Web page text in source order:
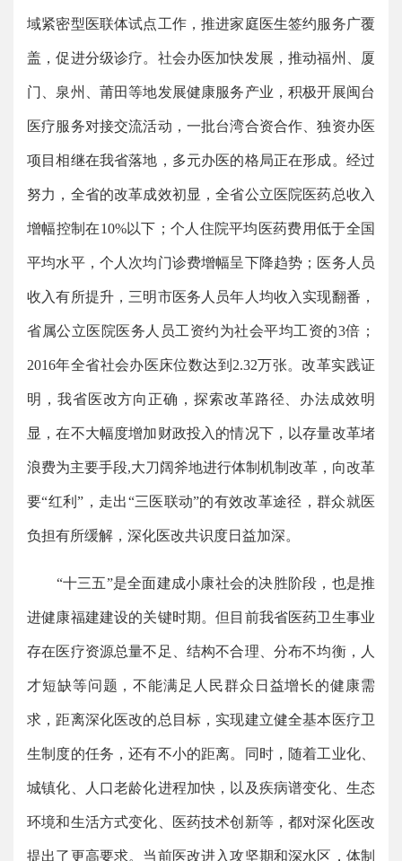
域紧密型医联体试点工作，推进家庭医生签约服务广覆
盖，促进分级诊疗。社会办医加快发展，推动福州、厦
门、泉州、莆田等地发展健康服务产业，积极开展闽台
医疗服务对接交流活动，一批台湾合资合作、独资办医
项目相继在我省落地，多元办医的格局正在形成。经过
努力，全省的改革成效初显，全省公立医院医药总收入
增幅控制在10%以下；个人住院平均医药费用低于全国
平均水平，个人次均门诊费增幅呈下降趋势；医务人员
收入有所提升，三明市医务人员年人均收入实现翻番，
省属公立医院医务人员工资约为社会平均工资的3倍；
2016年全省社会办医床位数达到2.32万张。改革实践证
明，我省医改方向正确，探索改革路径、办法成效明
显，在不大幅度增加财政投入的情况下，以存量改革堵
浪费为主要手段,大刀阔斧地进行体制机制改革，向改革
要“红利”，走出“三医联动”的有效改革途径，群众就医
负担有所缓解，深化医改共识度日益加深。
“十三五”是全面建成小康社会的决胜阶段，也是推
进健康福建建设的关键时期。但目前我省医药卫生事业
存在医疗资源总量不足、结构不合理、分布不均衡，人
才短缺等问题，不能满足人民群众日益增长的健康需
求，距离深化医改的总目标，实现建立健全基本医疗卫
生制度的任务，还有不小的距离。同时，随着工业化、
城镇化、人口老龄化进程加快，以及疾病谱变化、生态
环境和生活方式变化、医药技术创新等，都对深化医改
提出了更高要求。当前医改进入攻坚期和深水区，体制